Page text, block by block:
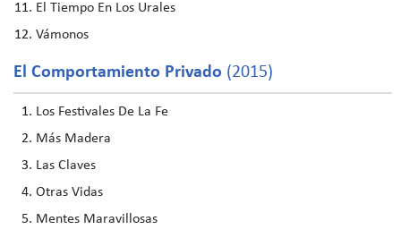
El Tiempo En Los Urales
Vámonos
El Comportamiento Privado (2015)
Los Festivales De La Fe
Más Madera
Las Claves
Otras Vidas
Mentes Maravillosas